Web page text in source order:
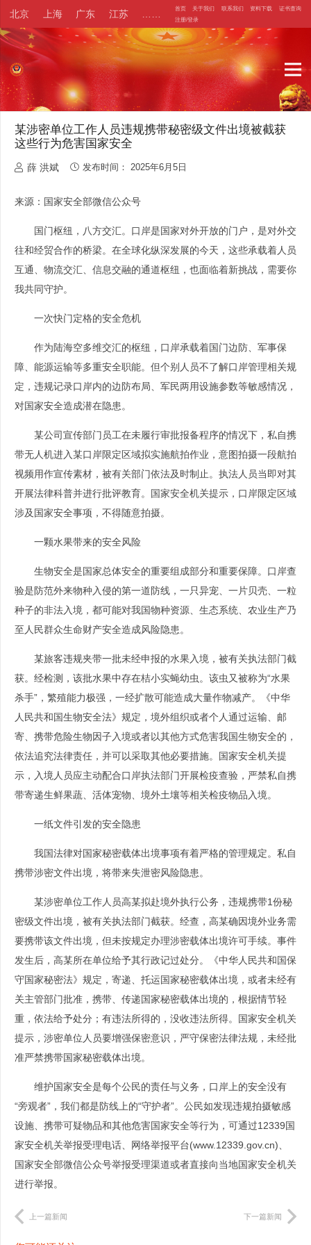
北京 上海 广东 江苏 首页 关于我们 联系我们 资料下载
证书查询
注册/登录
某涉密单位工作人员违规携带秘密级文件出境被截获
这些行为危害国家安全
薛 洪斌 发布时间：2025年6月5日
来源：国家安全部微信公众号
国门枢纽，八方交汇。口岸是国家对外开放的门户，是对外交
往和经贸合作的桥梁。在全球化纵深发展的今天，这些承载着人员
互通、物流交汇、信息交融的通道枢纽，也面临着新挑战，需要你
我共同守护。
一次快门定格的安全危机
作为陆海空多维交汇的枢纽，口岸承载着国门边防、军事保
障、能源运输等多重安全职能。但个别人员不了解口岸管理相关规
定，违规记录口岸内的边防布局、军民两用设施参数等敏感情况，
对国家安全造成潜在隐患。
某公司宣传部门员工在未履行审批报备程序的情况下，私自携
带无人机进入某口岸限定区域拟实施航拍作业，意图拍摄一段航拍
视频用作宣传素材，被有关部门依法及时制止。执法人员当即对其
开展法律科普并进行批评教育。国家安全机关提示，口岸限定区域
涉及国家安全事项，不得随意拍摄。
一颗水果带来的安全风险
生物安全是国家总体安全的重要组成部分和重要保障。口岸查
验是防范外来物种入侵的第一道防线，一只异宠、一片贝壳、一粒
种子的非法入境，都可能对我国物种资源、生态系统、农业生产乃
至人民群众生命财产安全造成风险隐患。
某旅客违规夹带一批未经申报的水果入境，被有关执法部门截
获。经检测，该批水果中存在桔小实蝇幼虫。该虫又被称为“水果
杀手”，繁殖能力极强，一经扩散可能造成大量作物减产。《中华
人民共和国生物安全法》规定，境外组织或者个人通过运输、邮
寄、携带危险生物因子入境或者以其他方式危害我国生物安全的，
依法追究法律责任，并可以采取其他必要措施。国家安全机关提
示，入境人员应主动配合口岸执法部门开展检疫查验，严禁私自携
带寄递生鲜果蔬、活体宠物、境外土壤等相关检疫物品入境。
一纸文件引发的安全隐患
我国法律对国家秘密载体出境事项有着严格的管理规定。私自
携带涉密文件出境，将带来失泄密风险隐患。
某涉密单位工作人员高某拟赴境外执行公务，违规携带1份秘
密级文件出境，被有关执法部门截获。经查，高某确因境外业务需
要携带该文件出境，但未按规定办理涉密载体出境许可手续。事件
发生后，高某所在单位给予其行政记过处分。《中华人民共和国保
守国家秘密法》规定，寄递、托运国家秘密载体出境，或者未经有
关主管部门批准，携带、传递国家秘密载体出境的，根据情节轻
重，依法给予处分；有违法所得的，没收违法所得。国家安全机关
提示，涉密单位人员要增强保密意识，严守保密法律法规，未经批
准严禁携带国家秘密载体出境。
维护国家安全是每个公民的责任与义务，口岸上的安全没有
“旁观者”，我们都是防线上的“守护者”。公民如发现违规拍摄敏感
设施、携带可疑物品和其他危害国家安全等行为，可通过12339国
家安全机关举报受理电话、网络举报平台(www.12339.gov.cn)、
国家安全部微信公众号举报受理渠道或者直接向当地国家安全机关
进行举报。
上一篇新闻 下一篇新闻